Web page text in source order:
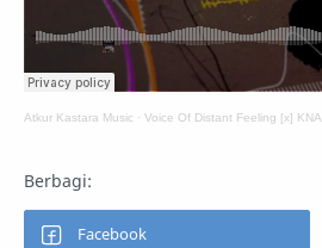
Atkur Kastara Music · Voice Of Distant Feeling [x] KNA